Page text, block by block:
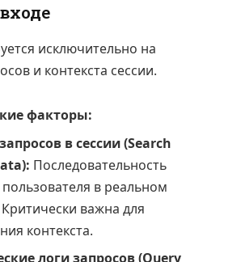
исключительно на
и контекста сессии.
факторы:
в сессии (Search
Последовательность
в реальном
важна для
контекста.
логи запросов (Query